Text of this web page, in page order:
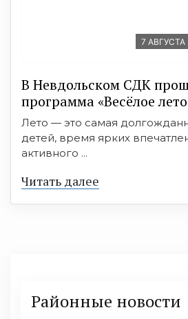
7 АВГУСТА
В Невдольском СДК
программа «Весёлое
Лето — это самая
детей, время ярких
активного ...
Читать далее
Районные новости